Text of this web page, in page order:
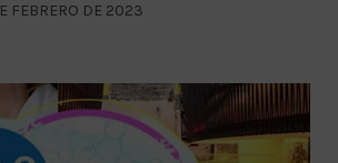
FEBRERO DE 2023